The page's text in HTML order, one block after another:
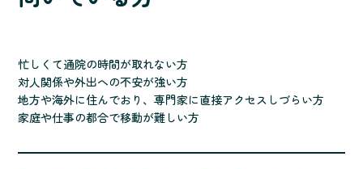
忙しくて通院の時間が取れない方
対人関係や外出への不安が強い方
地方や海外に住んでおり、専門家に直接アクセスしづらい方
家庭や仕事の都合で移動が難しい方